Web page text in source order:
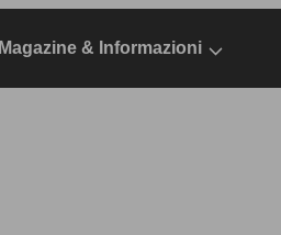
Magazine & Informazioni